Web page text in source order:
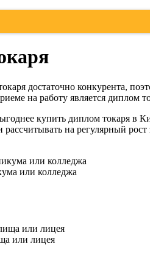
достаточно конкурента,
на работу является диплом
купить диплом токаря в
на регулярный
или колледжа
или лицея